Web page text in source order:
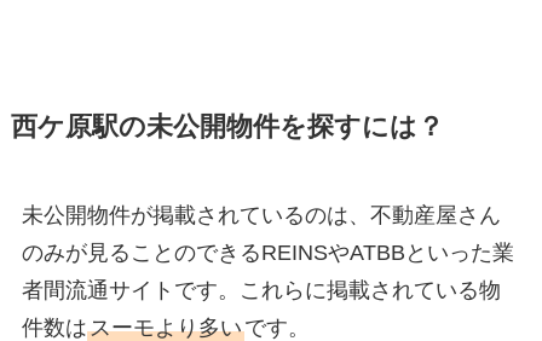
西ケ原駅の未公開物件を探すには？
未公開物件が掲載されているのは、不動産屋さん
のみが見ることのできるREINSやATBBといった業
者間流通サイトです。これらに掲載されている物
件数はスーモより多いです。